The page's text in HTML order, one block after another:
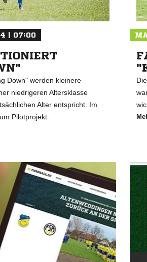
| 07:00
Down" werden kleinere
niedrigeren Altersklasse
Alter entspricht. Im
Pilotprojekt.